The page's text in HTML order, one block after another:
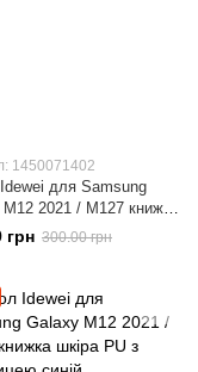
1450071402
для Samsung
2021 / M127 книжка
з візитницею
грн 300.00 грн